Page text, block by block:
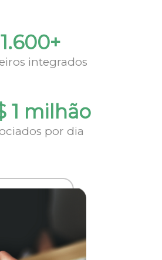
1.600+
integrados
1 milhão
por dia